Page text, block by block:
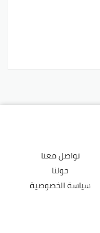
تواصل معنا
حولنا
سياسة الخصوصية